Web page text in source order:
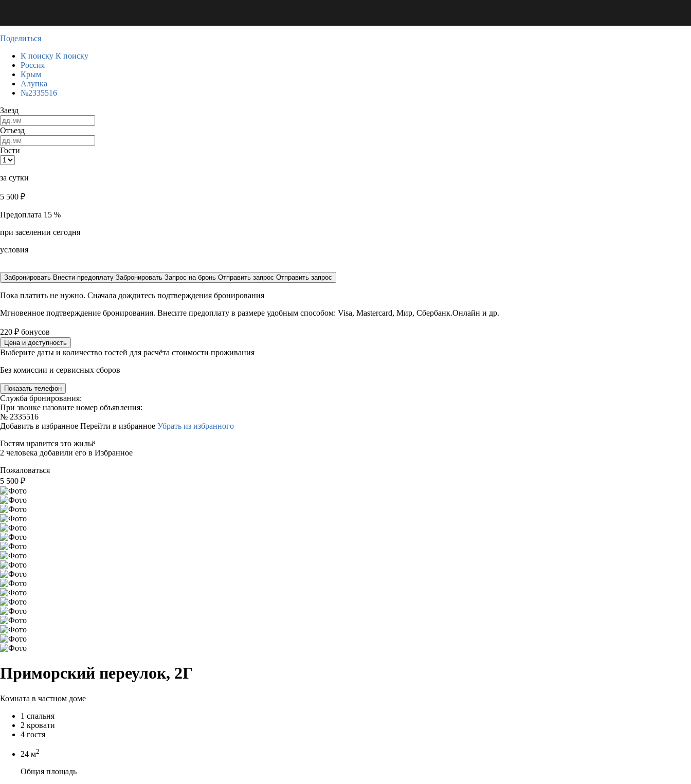
Поделиться
К поиску К поиску
Россия
Крым
Алупка
№2335516
Заезд
Отъезд
Гости
за сутки
5 500 ₽
Предоплата 15 %
при заселении сегодня
условия
Забронировать Внести предоплату Забронировать Запрос на бронь Отправить запрос Отправить запрос
Пока платить не нужно. Сначала дождитесь подтверждения бронирования
Мгновенное подтверждение бронирования. Внесите предоплату в размере удобным способом: Visa, Mastercard, Мир, Сбербанк.Онлайн и др.
220 ₽ бонусов
Цена и доступность
Выберите даты и количество гостей для расчёта стоимости проживания
Без комиссии и сервисных сборов
Показать телефон
Служба бронирования:
При звонке назовите номер объявления:
№ 2335516
Добавить в избранное Перейти в избранное Убрать из избранного
Гостям нравится это жильё
2 человека добавили его в Избранное
Пожаловаться
5 500 ₽
Приморский переулок, 2Г
Комната в частном доме
1 спальня
2 кровати
4 гостя
24 м2
Общая площадь